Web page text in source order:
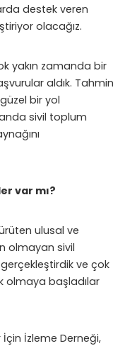
destek veren
olacağız.
yakın zamanda bir
aldık. Tahmin
bir yol
sivil toplum
var mı?
ulusal ve
olmayan sivil
ve çok
olmaya başladılar
İçin İzleme Derneği,